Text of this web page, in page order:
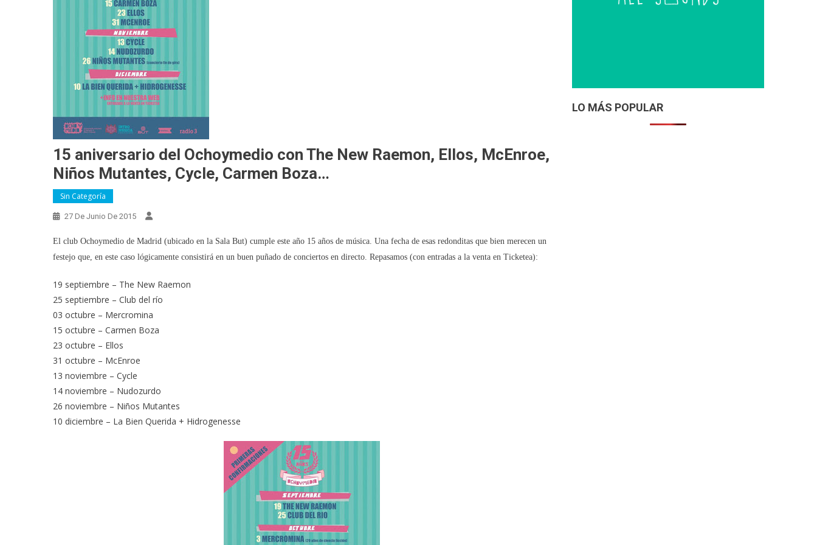
15 aniversario del Ochoymedio con The New Raemon, Ellos, McEnroe,
Niños Mutantes, Cycle, Carmen Boza…
Sin Categoría
27 De Junio De 2015
El club Ochoymedio de Madrid (ubicado en la Sala But) cumple este año 15 años de música. Una fecha de esas redonditas que bien merecen un
festejo que, en este caso lógicamente consistirá en un buen puñado de conciertos en directo. Repasamos (con entradas a la venta en Ticketea):
19 septiembre – The New Raemon
25 septiembre – Club del río
03 octubre – Mercromina
15 octubre – Carmen Boza
23 octubre – Ellos
31 octubre – McEnroe
13 noviembre – Cycle
14 noviembre – Nudozurdo
26 noviembre – Niños Mutantes
10 diciembre – La Bien Querida + Hidrogenesse
LO MÁS POPULAR